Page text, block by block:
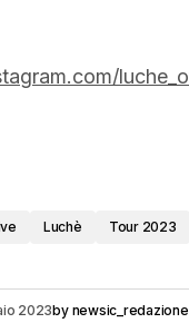
Luchè Tour 2023
2023by newsic_redazione